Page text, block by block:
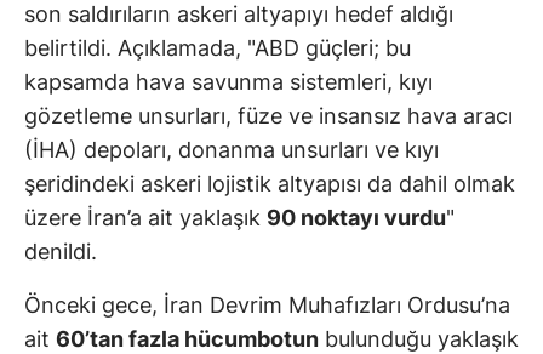
son saldırıların askeri altyapıyı hedef aldığı
belirtildi. Açıklamada, "ABD güçleri; bu
kapsamda hava savunma sistemleri, kıyı
gözetleme unsurları, füze ve insansız hava aracı
(İHA) depoları, donanma unsurları ve kıyı
şeridindeki askeri lojistik altyapısı da dahil olmak
üzere İran’a ait yaklaşık 90 noktayı vurdu"
denildi.
Önceki gece, İran Devrim Muhafızları Ordusu’na
ait 60’tan fazla hücumbotun bulunduğu yaklaşık